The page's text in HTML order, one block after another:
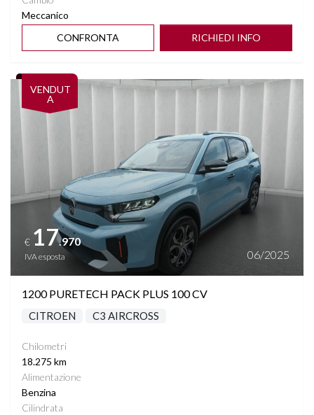
Meccanico
CONFRONTA
RICHIEDI INFO
VENDUT
A
Vedi dettagli
€ 17.970
IVA esposta 06/2025
1200 PURETECH PACK PLUS 100 CV
CITROEN C3 AIRCROSS
Chilometri
18.275 km
Alimentazione
Benzina
Cilindrata